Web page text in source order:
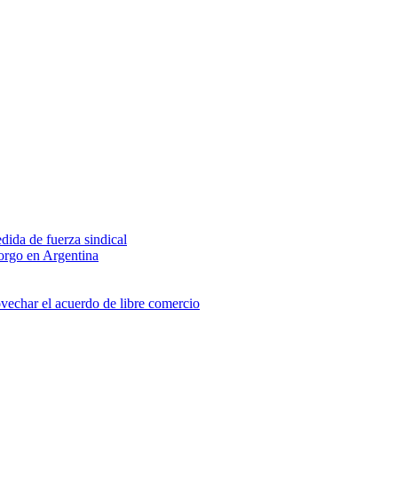
de fuerza sindical
en Argentina
el acuerdo de libre comercio